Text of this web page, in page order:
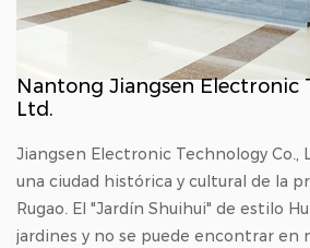
Nantong Jiangsen Electronic
Ltd.
Jiangsen Electronic Technology Co.,
una ciudad histórica y cultural de la
Rugao. El "Jardín Shuihui" de estilo
jardines y no se puede encontrar en